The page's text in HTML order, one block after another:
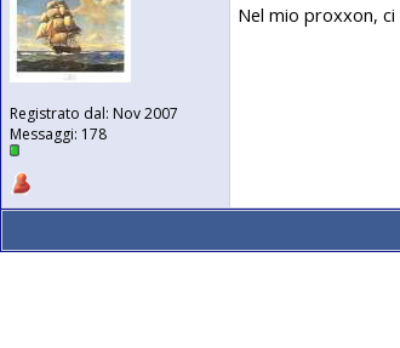
Registrato dal: Nov 2007
Messaggi: 178
Nel mio proxxon, ci